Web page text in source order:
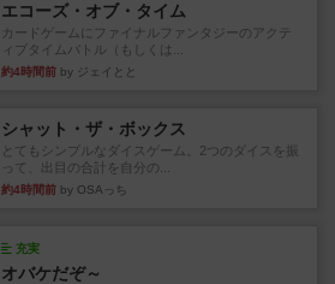
エコーズ・オブ・タイム
カードゲームにファイナルファンタジーのアクテ
ィブタイムバトル（もしくは...
約4時間前 by ジェイとと
シャット・ザ・ボックス
とてもシンプルなダイスゲーム。2つのダイスを振
って、出目の合計を自分の...
約4時間前 by OSAっち
充実
オバケだぞ～